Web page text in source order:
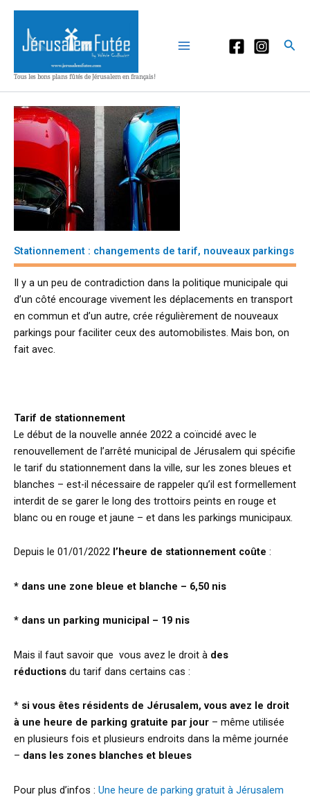
Aller
contenu
Tous les bons plans fûtés de Jérusalem en français!
Stationnement : changements de tarif, nouveaux parkings
Il y a un peu de contradiction dans la politique municipale qui
d’un côté encourage vivement les déplacements en transport
en commun et d’un autre, crée régulièrement de nouveaux
parkings pour faciliter ceux des automobilistes. Mais bon, on
fait avec.
Tarif de stationnement
Le début de la nouvelle année 2022 a coïncidé avec le
renouvellement de l’arrêté municipal de Jérusalem qui spécifie
le tarif du stationnement dans la ville, sur les zones bleues et
blanches – est-il nécessaire de rappeler qu’il est formellement
interdit de se garer le long des trottoirs peints en rouge et
blanc ou en rouge et jaune – et dans les parkings municipaux.
Depuis le 01/01/2022 l’heure de stationnement coûte :
* dans une zone bleue et blanche – 6,50 nis
* dans un parking municipal – 19 nis
Mais il faut savoir que vous avez le droit à des
réductions du tarif dans certains cas :
* si vous êtes résidents de Jérusalem, vous avez le droit
à une heure de parking gratuite par jour – même utilisée
en plusieurs fois et plusieurs endroits dans la même journée
– dans les zones blanches et bleues
Pour plus d’infos : Une heure de parking gratuit à Jérusalem